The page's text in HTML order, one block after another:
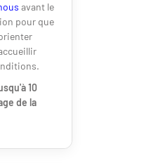
avant le
pour que
10
de la